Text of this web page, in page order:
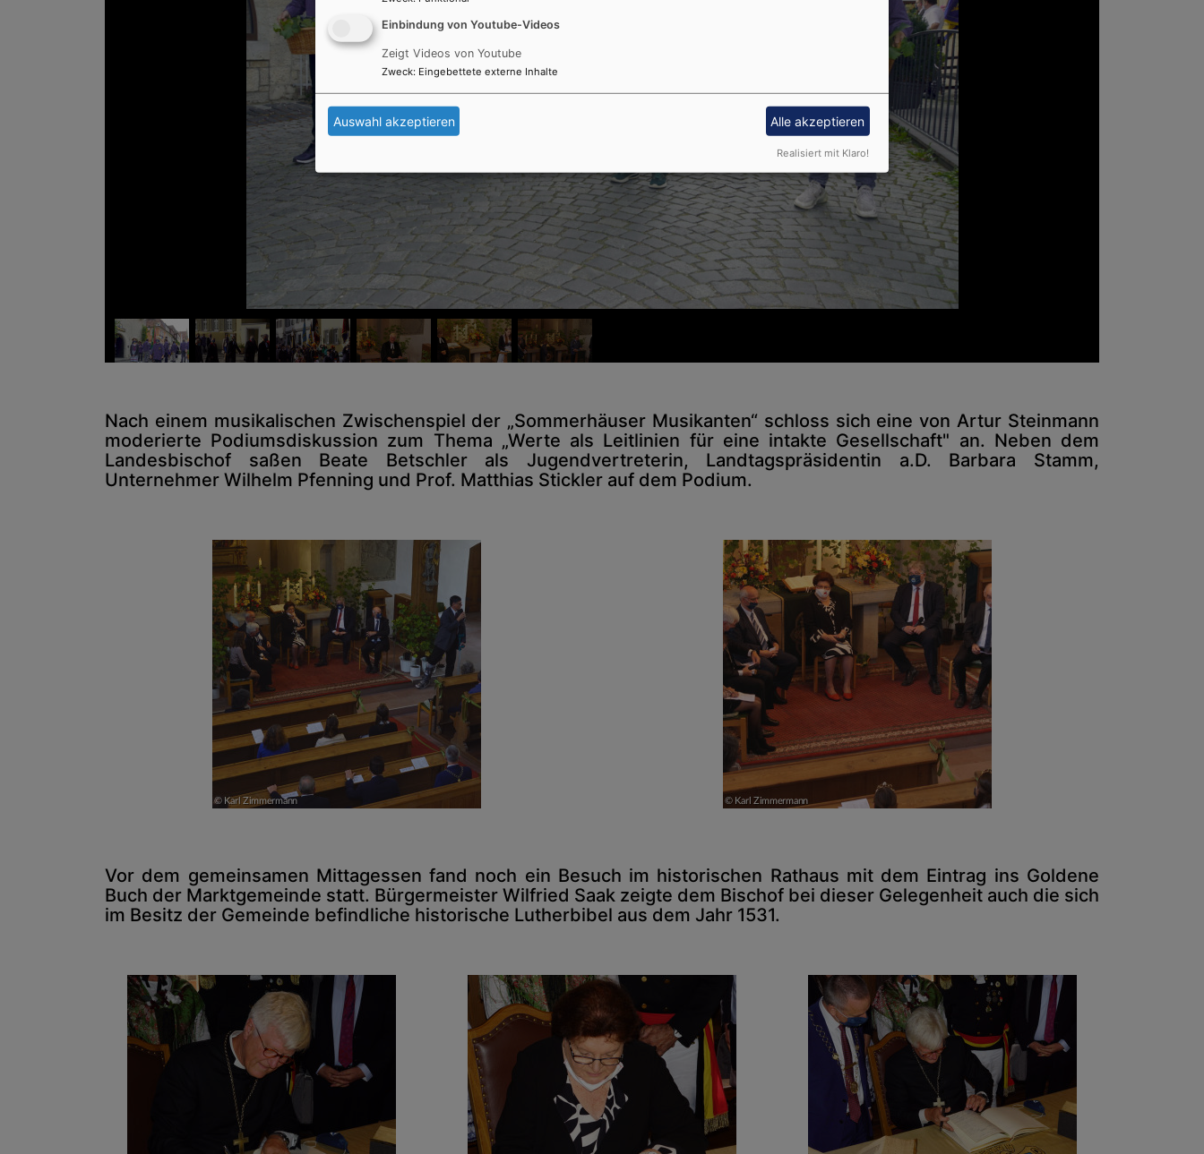
Nach einem musikalischen Zwischenspiel der „Sommerhäuser Musikanten“ schloss sich eine von Artur Steinmann
moderierte Podiumsdiskussion zum Thema „Werte als Leitlinien für eine intakte Gesellschaft" an. Neben dem
Landesbischof saßen Beate Betschler als Jugendvertreterin, Landtagspräsidentin a.D. Barbara Stamm,
Unternehmer Wilhelm Pfenning und Prof. Matthias Stickler auf dem Podium.
Vor dem gemeinsamen Mittagessen fand noch ein Besuch im historischen Rathaus mit dem Eintrag ins Goldene
Buch der Marktgemeinde statt. Bürgermeister Wilfried Saak zeigte dem Bischof bei dieser Gelegenheit auch die sich
im Besitz der Gemeinde befindliche historische Lutherbibel aus dem Jahr 1531.
Einbindung von Youtube-Videos
Zeigt Videos von Youtube
Zweck: Eingebettete externe Inhalte
Auswahl akzeptieren Alle akzeptieren
Realisiert mit Klaro!